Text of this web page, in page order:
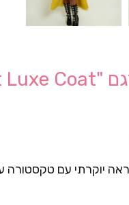
יוקרתי עם טקסטורה